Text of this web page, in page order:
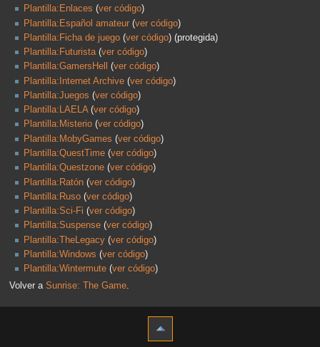
Plantilla:Enlaces (ver código)
Plantilla:Español amateur (ver código)
Plantilla:Ficha de juego (ver código) (protegida)
Plantilla:Futurista(ver código)
Plantilla:GamersHell
(ver código)
Plantilla:Internet Archive (ver código)
Plantilla:Juegos (ver código)
Plantilla:LAELA(ver código)
Plantilla:Misterio (ver código)
Plantilla:MobyGames (ver código)
Plantilla:QuestTime (ver código)
Plantilla:Questzone (ver código)
Plantilla:Ratón (ver código)
Plantilla:Ruso (ver código)
Plantilla:Sci-Fi (ver código)
Plantilla:Suspense (ver código)
Plantilla:TheLegacy (ver código)
Plantilla:Windows (ver código)
Plantilla:Wintermute (ver código)
Volver a Sunrise: The Game.